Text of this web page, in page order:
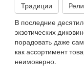
Традиции
В последние
экзотических
порадовать даже
как ассортимент
неимоверно.